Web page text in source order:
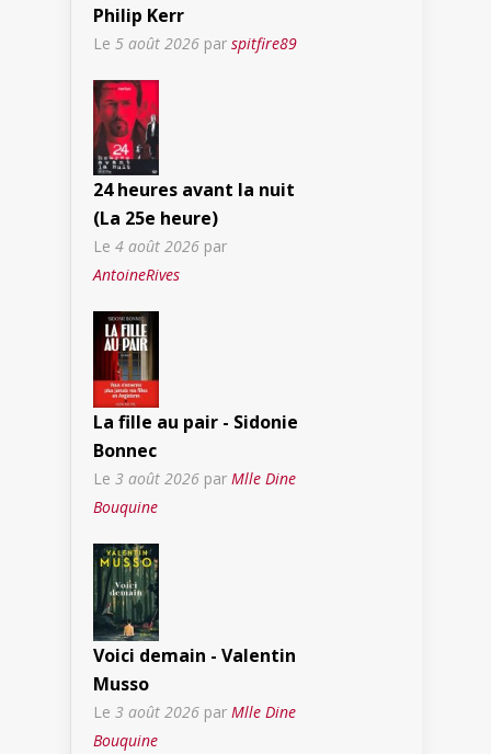
Philip Kerr
Le 5 août 2026 par spitfire89
24 heures avant la nuit
(La 25e heure)
Le 4 août 2026 par
AntoineRives
La fille au pair - Sidonie
Bonnec
Le 3 août 2026 par Mlle Dine
Bouquine
Voici demain - Valentin
Musso
Le 3 août 2026 par Mlle Dine
Bouquine